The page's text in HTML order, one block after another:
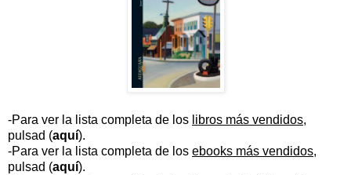
-Para ver la lista completa de los libros más vendidos,
pulsad (aquí).
-Para ver la lista completa de los ebooks más vendidos,
pulsad (aquí).